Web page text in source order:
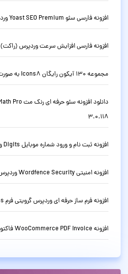
افزونه فارسی سئو Yoast SEO Premium وردپرس نسخه حرفه ای 28.1
افزونه فارسی افزایش سرعت وردپرس (راکت) WP Rocket نسخه 3.23.1
مجموعه 130 آیکون رایگان Icons8 به صورت SVG
3.0.118
افزونه ثبت نام و ورود شماره موبایل Digits وردپرس نسخه 9.2
افزونه امنیتی Wordfence Security وردپرس نسخه 8.1.4
افزونه فرم ساز حرفه ای وردپرس گرویتی فرم Gravity Forms نسخه 3.0.0
افزونه WooCommerce PDF Invoice فاکتور ووکامرس نسخه 5.1.2